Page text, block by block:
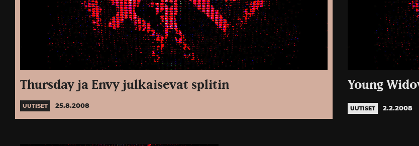
Thursday ja Envy julkaisevat splitin
UUTISET 25.8.2008
Young
UUTISET 2.2.2008